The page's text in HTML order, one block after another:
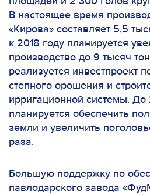
В настоящее время
«Кирова» составляет 5,5
к 2018 году планируется
производство до 9 тысяч
реализуется инвестпроект
степного орошения и
ирригационной системы. До
планируется обеспечить
земли и увеличить
раза.
Большую поддержку по
павлодарского завода